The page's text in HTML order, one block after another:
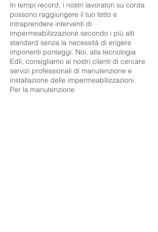
In tempi record, i nostri lavoratori su corda
possono raggiungere il tuo tetto e
intraprendere interventi di
impermeabilizzazione secondo i più alti
standard senza la necessità di erigere
imponenti ponteggi. Noi, alla tecnologia
Edil, consigliamo ai nostri clienti di cercare
servizi professionali di manutenzione e
installazione delle impermeabilizzazioni.
Per la manutenzione